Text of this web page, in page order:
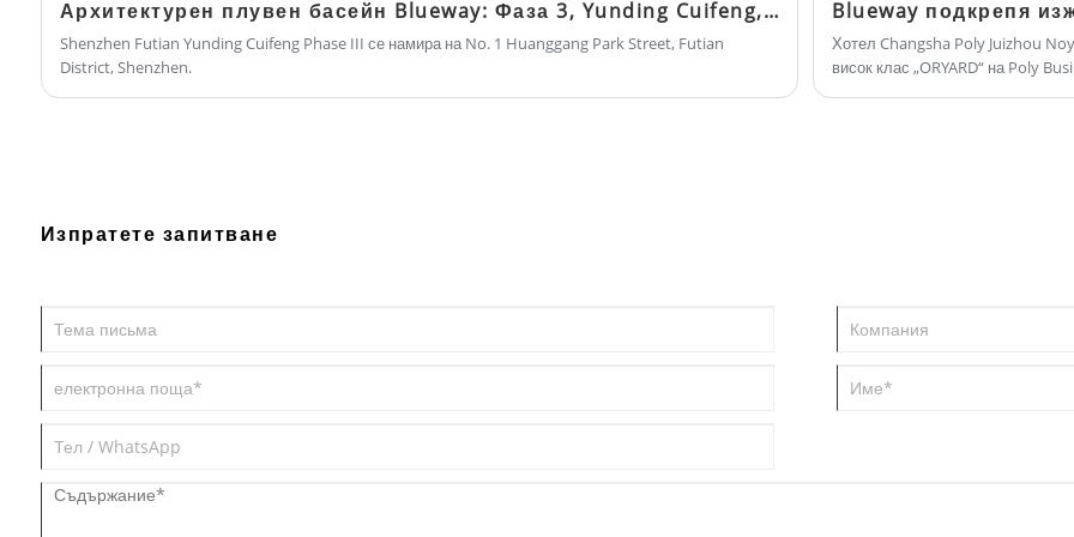
Архитектурен плувен басейн Blueway: Фаза 3, Yunding Cuifeng, Futian District, Шенжен
Shenzhen Futian Yunding Cuifeng Phase III се намира на No. 1 Huanggang Park Street, Futian
District, Shenzhen.
Хотел Changsha Poly Juizhou
висок клас „ORYARD“ на Poly
Изпратете запитване